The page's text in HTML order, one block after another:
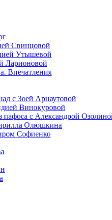
Свинцовой
Утышевой
Ларионовой
Впечатления
с Зоей Арнаутовой
Винокуровой
пафоса с Александрой
Олюшкина
Софиенко